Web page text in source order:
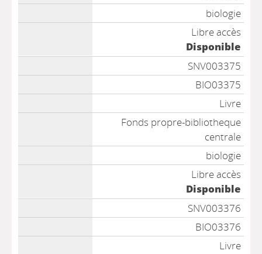
biologie
Libre accès
Disponible
SNV003375
BIO03375
Livre
Fonds propre-bibliotheque
centrale
biologie
Libre accès
Disponible
SNV003376
BIO03376
Livre